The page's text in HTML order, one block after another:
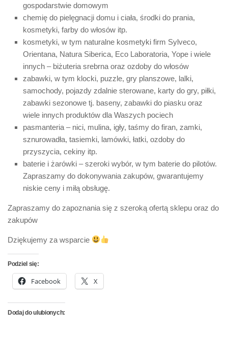
gospodarstwie domowym
chemię do pielęgnacji domu i ciała, środki do prania,
kosmetyki, farby do włosów itp.
kosmetyki, w tym naturalne kosmetyki firm Sylveco,
Orientana, Natura Siberica, Eco Laboratoria, Yope i wiele
innych – biżuteria srebrna oraz ozdoby do włosów
zabawki, w tym klocki, puzzle, gry planszowe, lalki,
samochody, pojazdy zdalnie sterowane, karty do gry, piłki,
zabawki sezonowe tj. baseny, zabawki do piasku oraz
wiele innych produktów dla Waszych pociech
pasmanteria – nici, mulina, igły, taśmy do firan, zamki,
sznurowadła, tasiemki, lamówki, łatki, ozdoby do
przyszycia, cekiny itp.
baterie i żarówki – szeroki wybór, w tym baterie do pilotów.
Zapraszamy do dokonywania zakupów, gwarantujemy
niskie ceny i miłą obsługę.
Zapraszamy do zapoznania się z szeroką ofertą sklepu oraz do
zakupów
Dziękujemy za wsparcie
Podziel się:
Facebook X
Dodaj do ulubionych: